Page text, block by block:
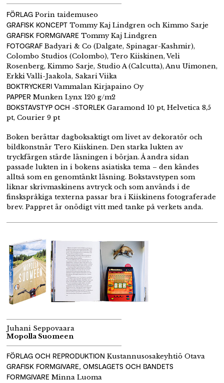
FÖRLAG Porin taidemuseo
GRAFISK KONCEPT Tommy Kaj Lindgren och Kimmo Sarje
GRAFISK FORMGIVARE Tommy Kaj Lindgren
FOTOGRAF Badyari & Co (Dalgate, Spinagar-Kashmir),
Colombo Studios (Colombo), Tero Kiiskinen, Veli
Rosenberg, Kimmo Sarje, Studio A (Calcutta), Anu Uimonen,
Erkki Valli-Jaakola, Sakari Viika
BOKTRYCKERIVammalan Kirjapaino Oy
PAPPER Munken Lynx 120 g/m2
BOKSTAVSTYP OCH -STORLEK Garamond 10 pt, Helvetica 8,5
pt, Courier 9 pt
Boken berättar dagboksaktigt om livet av dekoratör och
bildkonstnär Tero Kiiskinen. Den starka lukten av
tryckfärgen stärde läsningen i början. Å andra sidan
passade lukten in i bokens asiatiska tema – den kändes
alltså som en genomtänkt läsning. Bokstavstypen som
liknar skrivmaskinens avtryck och som används i de
finskspråkiga texterna passar bra i Kiiskinens fotograferade
brev. Pappret är onödigt vitt med tanke på verkets anda.
Juhani Seppovaara
Mopolla Suomeen
FÖRLAG OCH REPRODUKTION Kustannusosakeyhtiö Otava
GRAFISK FORMGIVARE, OMSLAGETS OCH BANDETS
FORMGIVARE Minna Luoma